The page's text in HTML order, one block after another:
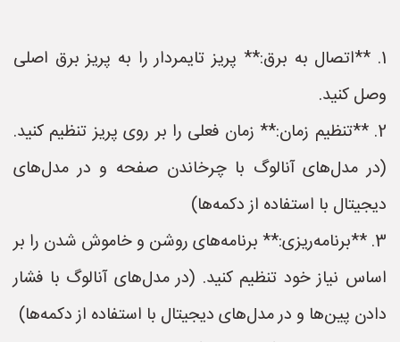
1. **اتصال به برق:** پریز تایمردار را به پریز برق اصلی
وصل کنید.
2. **تنظیم زمان:** زمان فعلی را بر روی پریز تنظیم کنید.
(در مدل‌های آنالوگ با چرخاندن صفحه و در مدل‌های
دیجیتال با استفاده از دکمه‌ها)
3. **برنامه‌ریزی:** برنامه‌های روشن و خاموش شدن را بر
اساس نیاز خود تنظیم کنید. (در مدل‌های آنالوگ با فشار
دادن پین‌ها و در مدل‌های دیجیتال با استفاده از دکمه‌ها)